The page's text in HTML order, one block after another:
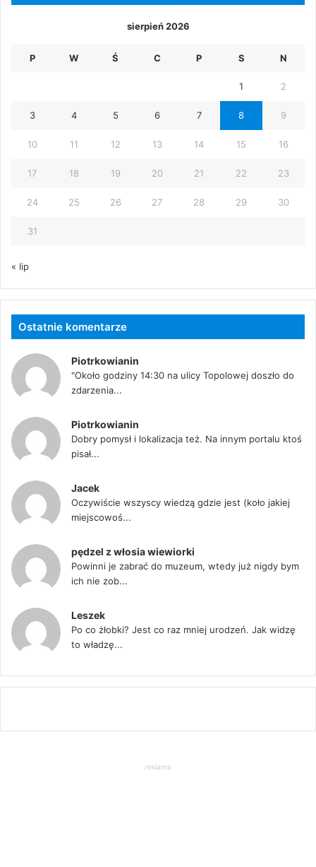
sierpień 2026
P W Ś C P S N
1 2
3 4 5 6 7 8 9
10 11 12 13 14 15 16
17 18 19 20 21 22 23
24 25 26 27 28 29 30
31
« lip
Ostatnie komentarze
Piotrkowianin
"Około godziny 14:30 na ulicy Topolowej doszło do
zdarzenia...
Piotrkowianin
Dobry pomysł i lokalizacja też. Na innym portalu ktoś
pisał...
Jacek
Oczywiście wszyscy wiedzą gdzie jest (koło jakiej
miejscowoś...
pędzel z włosia wiewiorki
Powinni je zabrać do muzeum, wtedy już nigdy bym
ich nie zob...
Leszek
Po co żłobki? Jest co raz mniej urodzeń. Jak widzę
to władzę...
reklama